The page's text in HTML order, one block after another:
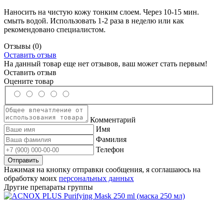
Наносить на чистую кожу тонким слоем. Через 10-15 мин.
смыть водой. Использовать 1-2 раза в неделю или как
рекомендовано специалистом.
Отзывы (0)
Оставить отзыв
На данный товар еще нет отзывов, ваш может стать первым!
Оставить отзыв
Оцените товар
Комментарий
Имя
Фамилия
Телефон
Нажимая на кнопку отправки сообщения, я соглашаюсь на
обработку моих персональных данных
Другие препараты группы